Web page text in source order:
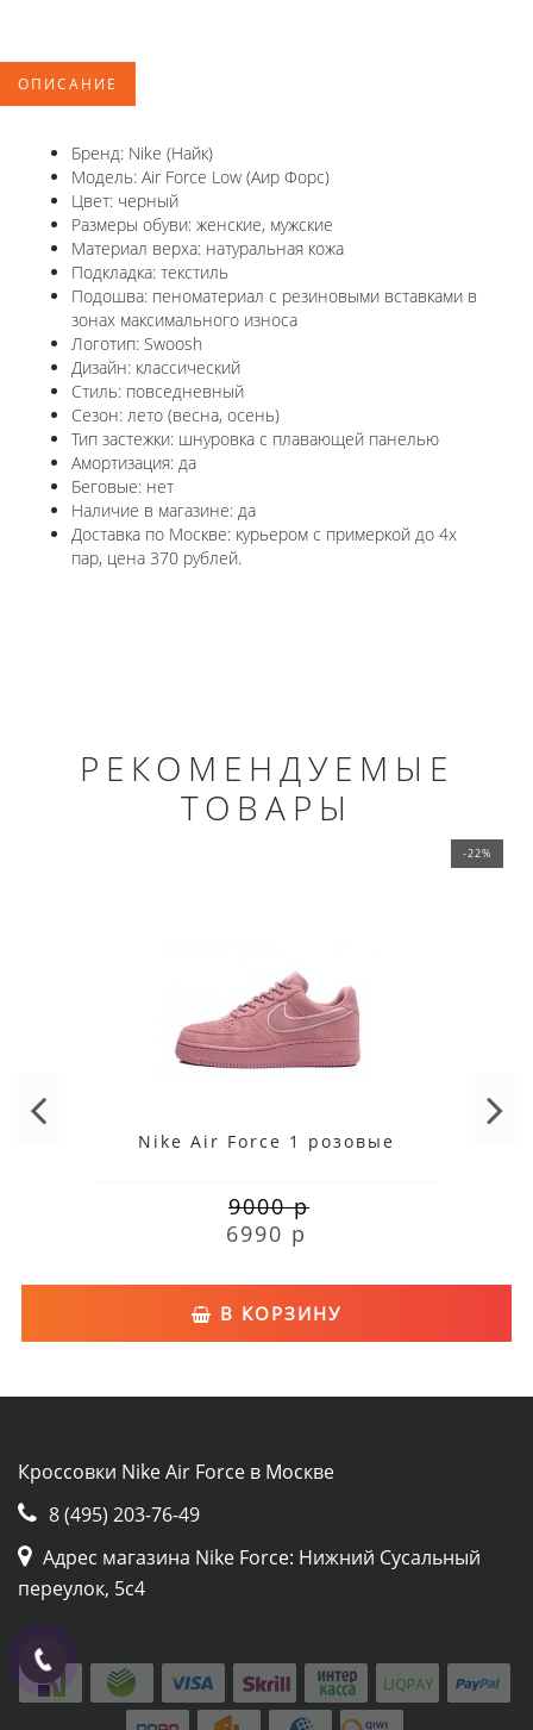
ОПИСАНИЕ
Бренд: Nike (Найк)
Модель: Air Force Low (Аир Форс)
Цвет: черный
Размеры обуви: женские, мужские
Материал верха: натуральная кожа
Подкладка: текстиль
Подошва: пеноматериал с резиновыми вставками в
зонах максимального износа
Логотип: Swoosh
Дизайн: классический
Стиль: повседневный
Сезон: лето (весна, осень)
Тип застежки: шнуровка с плавающей панелью
Амортизация: да
Беговые: нет
Наличие в магазине: да
Доставка по Москве: курьером с примеркой до 4х
пар, цена 370 рублей.
РЕКОМЕНДУЕМЫЕ
ТОВАРЫ
-22%
Nike Air Force 1 розовые
9000 р
6990 р
В КОРЗИНУ
Кроссовки Nike Air Force в Москве
8 (495) 203-76-49
Адрес магазина Nike Force: Нижний Сусальный
переулок, 5с4